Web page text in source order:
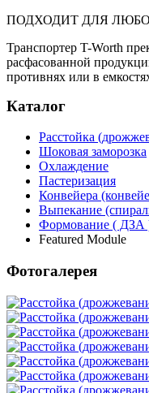
ПОДХОДИТ ДЛЯ
Транспортер T-Worth
расфасованной
противнях или в
Каталог
Расстойка
Шоковая заморозка
Охлаждение
Пастеризация
Конвейера
Выпекание
Формование ( ДЗА
Featured Module
Фотогалерея